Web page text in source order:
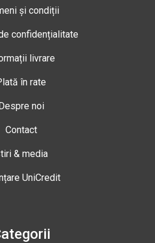
și condiții
confidențialitate
livrare
în rate
noi
Contact
& media
UniCredit